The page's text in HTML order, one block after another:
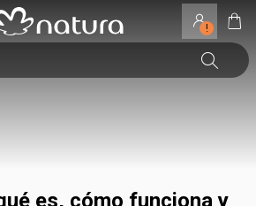
!
es, cómo funciona y